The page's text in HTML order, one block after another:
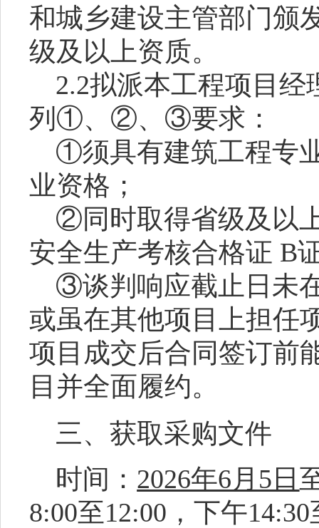
和城乡建设主管部门颁
级及以上资质。
2.2拟派本工程项目
列①、②、③要求：
①须具有建筑工程专
业资格；
②同时取得省级及以
安全生产考核合格证 B
③谈判响应截止日未
或虽在其他项目上担任
项目成交后合同签订前
目并全面履约。
三、获取采购文件
时间： 2026年6月5日
8:00至12:00 ，下午14:30